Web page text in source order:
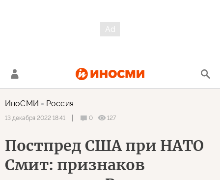
ИноСМИ Россия
13 декабря 2022 18:41 0 127
Постпред США при НАТО
Смит: признаков